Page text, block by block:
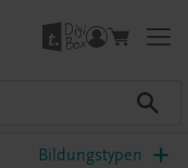
Bildungstypen